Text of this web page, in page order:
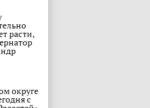
расти,
округе
с